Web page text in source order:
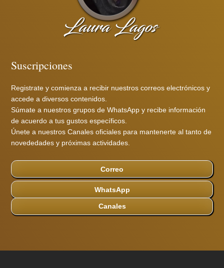
Suscripciones
Registrate y comienza a recibir nuestros correos electrónicos y
accede a diversos contenidos.
Súmate a nuestros grupos de WhatsApp y recibe información
de acuerdo a tus gustos específicos.
Únete a nuestros Canales oficiales para mantenerte al tanto de
novededades y próximas actividades.
Correo
WhatsApp
Canales